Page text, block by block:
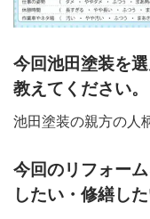
今回池田塗装を
教えてください。
池田塗装の親方の人
今回のリフォー
したい・修繕し